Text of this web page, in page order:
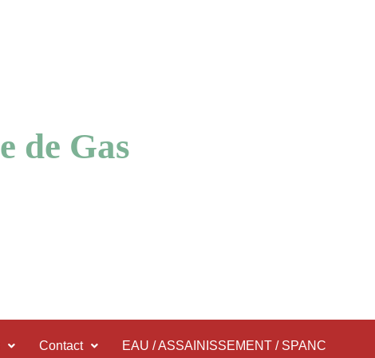
de Gas
Contact EAU / ASSAINISSEMENT / SPANC